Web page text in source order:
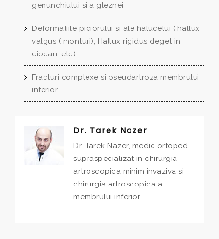
genunchiului si a gleznei
Deformatiile piciorului si ale halucelui ( hallux
valgus ( monturi), Hallux rigidus deget in
ciocan, etc)
Fracturi complexe si pseudartroza membrului
inferior
Dr. Tarek Nazer
Dr. Tarek Nazer, medic ortoped
supraspecializat in chirurgia
artroscopica minim invaziva si
chirurgia artroscopica a
membrului inferior